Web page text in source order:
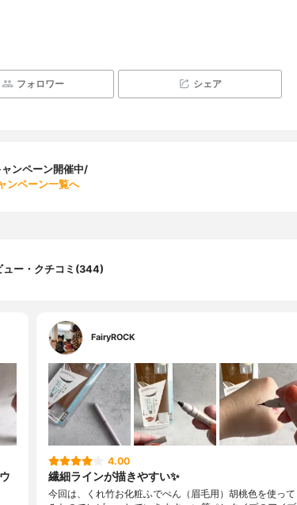
フォロワー シェア
ンペーン開催中/
ンペーン一覧へ
ュー・クチコミ(344)
FairyROCK
4.00
繊細ラインが描きやすい✨
今回は、くれ竹お化粧ふでぺん（眉毛用）胡桃色を使って